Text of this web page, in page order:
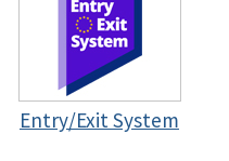
Entry/Exit System